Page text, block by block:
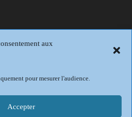
aux
pour mesurer l'audience.
Accepter